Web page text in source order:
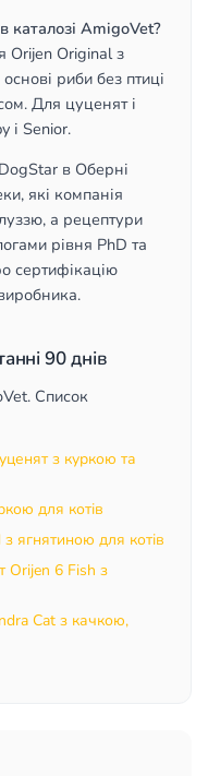
каталозі AmigoVet?
Orijen Original з
риби без птиці
Для цуценят і
і Senior.
в Оберні
які компанія
а рецептури
рівня PhD та
сертифікацію
90 днів
Список
з куркою та
для котів
ягнятиною для котів
Orijen 6 Fish з
Cat з качкою,